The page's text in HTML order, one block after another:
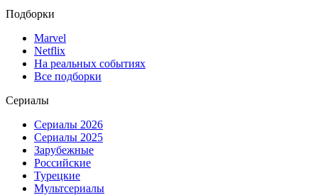
Подборки
Marvel
Netflix
На реальных событиях
Все подборки
Сериалы
Сериалы 2026
Сериалы 2025
Зарубежные
Российские
Турецкие
Мультсериалы